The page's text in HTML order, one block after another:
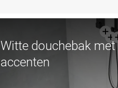
Witte douchebak
accenten